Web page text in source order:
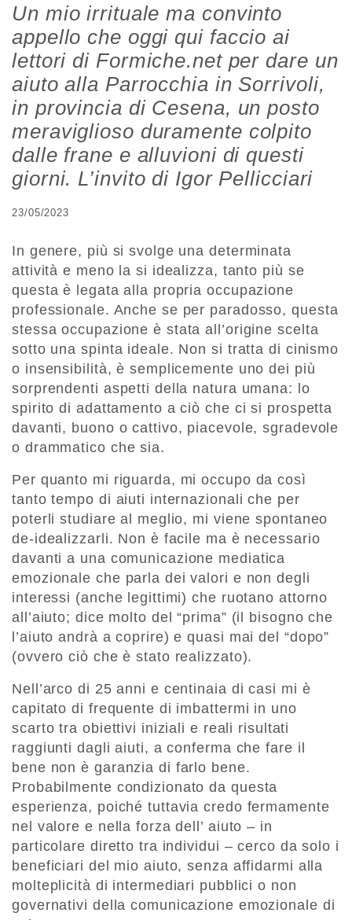
Un mio irrituale ma convinto
appello che oggi qui faccio ai
lettori di Formiche.net per dare un
aiuto alla Parrocchia in Sorrivoli,
in provincia di Cesena, un posto
meraviglioso duramente colpito
dalle frane e alluvioni di questi
giorni. L’invito di Igor Pellicciari
23/05/2023
In genere, più si svolge una determinata
attività e meno la si idealizza, tanto più se
questa è legata alla propria occupazione
professionale. Anche se per paradosso, questa
stessa occupazione è stata all’origine scelta
sotto una spinta ideale. Non si tratta di cinismo
o insensibilità, è semplicemente uno dei più
sorprendenti aspetti della natura umana: lo
spirito di adattamento a ciò che ci si prospetta
davanti, buono o cattivo, piacevole, sgradevole
o drammatico che sia.
Per quanto mi riguarda, mi occupo da così
tanto tempo di aiuti internazionali che per
poterli studiare al meglio, mi viene spontaneo
de-idealizzarli. Non è facile ma è necessario
davanti a una comunicazione mediatica
emozionale che parla dei valori e non degli
interessi (anche legittimi) che ruotano attorno
all’aiuto; dice molto del “prima” (il bisogno che
l’aiuto andrà a coprire) e quasi mai del “dopo”
(ovvero ciò che è stato realizzato).
Nell’arco di 25 anni e centinaia di casi mi è
capitato di frequente di imbattermi in uno
scarto tra obiettivi iniziali e reali risultati
raggiunti dagli aiuti, a conferma che fare il
bene non è garanzia di farlo bene.
Probabilmente condizionato da questa
esperienza, poiché tuttavia credo fermamente
nel valore e nella forza dell’ aiuto – in
particolare diretto tra individui – cerco da solo i
beneficiari del mio aiuto, senza affidarmi alla
molteplicità di intermediari pubblici o non
governativi della comunicazione emozionale di